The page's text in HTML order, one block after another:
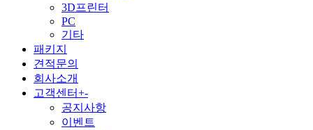
3D프린터
PC
기타
패키지
견적문의
회사소개
고객센터+-
공지사항
이벤트